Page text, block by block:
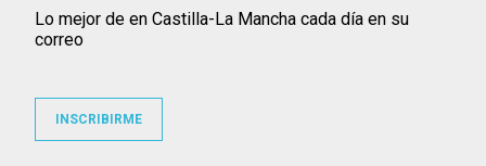
Lo mejor de en Castilla-La Mancha cada día en su
correo
INSCRIBIRME